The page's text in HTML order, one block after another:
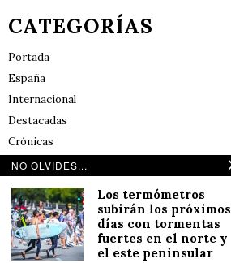
CATEGORÍAS
Portada
España
Internacional
Destacadas
Crónicas
Noticias de deportes en España
Reflexiones
LINKS
NO OLVIDES...
Los termómetros
subirán los próximos
días con tormentas
fuertes en el norte y
el este peninsular